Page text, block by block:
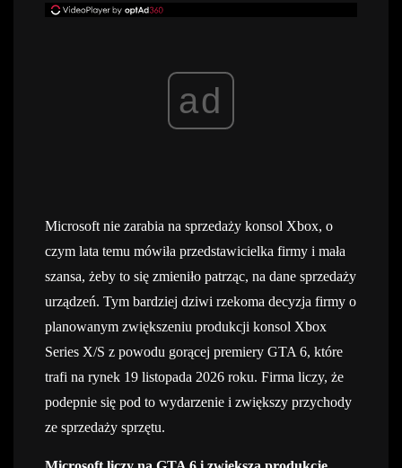
ad
Microsoft nie zarabia na sprzedaży konsol Xbox, o
czym lata temu mówiła przedstawicielka firmy i mała
szansa, żeby to się zmieniło patrząc, na dane sprzedaży
urządzeń. Tym bardziej dziwi rzekoma decyzja firmy o
planowanym zwiększeniu produkcji konsol Xbox
Series X/S z powodu gorącej premiery GTA 6, które
trafi na rynek 19 listopada 2026 roku. Firma liczy, że
podepnie się pod to wydarzenie i zwiększy przychody
ze sprzedaży sprzętu.